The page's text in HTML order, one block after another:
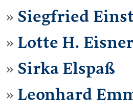
Siegfried
Lotte H. Eisner
Sirka Elspaß
Leonhard